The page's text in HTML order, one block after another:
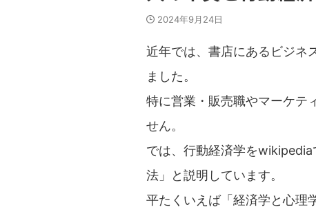
2024年9月24日
近年では、書店にあるビジネ
ました。
特に営業・販売職やマーケテ
せん。
では、行動経済学を
法」と説明しています。
平たくいえば「経済学と心理